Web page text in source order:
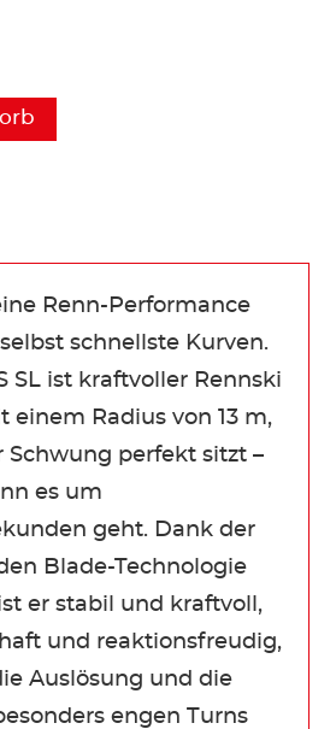
Renn-Performance
schnellste Kurven.
SL ist kraftvoller Rennski
einem Radius von 13 m,
perfekt sitzt –
es um
geht. Dank der
Blade-Technologie
er stabil und kraftvoll,
und reaktionsfreudig,
Auslösung und die
engen Turns